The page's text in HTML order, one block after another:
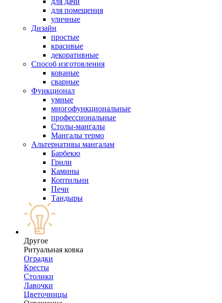
для помещения
уличные
Дизайн
простые
красивые
декоративные
Способ изготовления
кованые
сварные
Функционал
умные
многофункциональные
профессиональные
Столы-мангалы
Мангалы термо
Альтернативы мангалам
Барбекю
Грили
Камины
Коптильни
Печи
Тандыры
Другое
Ритуальная ковка
Оградки
Кресты
Столики
Лавочки
Цветочницы